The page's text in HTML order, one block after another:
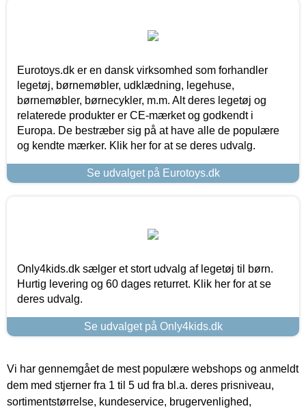
Eurotoys.dk er en dansk virksomhed som forhandler
legetøj, børnemøbler, udklædning, legehuse,
børnemøbler, børnecykler, m.m. Alt deres legetøj og
relaterede produkter er CE-mærket og godkendt i
Europa. De bestræber sig på at have alle de populære
og kendte mærker. Klik her for at se deres udvalg.
Se udvalget på Eurotoys.dk
Only4kids.dk sælger et stort udvalg af legetøj til børn.
Hurtig levering og 60 dages returret. Klik her for at se
deres udvalg.
Se udvalget på Only4kids.dk
Vi har gennemgået de mest populære webshops og anmeldt
dem med stjerner fra 1 til 5 ud fra bl.a. deres prisniveau,
sortimentstørrelse, kundeservice, brugervenlighed,